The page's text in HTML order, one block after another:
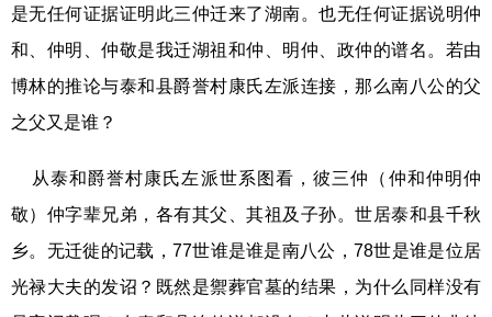
是无任何证据证明此三仲迁来了湖南。也无任何证据说明仲
和、仲明、仲敬是我迁湖祖和仲、明仲、政仲的谱名。若由
博林的推论与泰和县爵誉村康氏左派连接，那么南八公的父
之父又是谁？
从泰和爵誉村康氏左派世系图看，彼三仲（仲和仲明仲
敬）仲字辈兄弟，各有其父、其祖及子孙。世居泰和县千秋
乡。无迁徙的记载，77世谁是谁是南八公，78世是谁是位居
光禄大夫的发诏？既然是禦葬官墓的结果，为什么同样没有